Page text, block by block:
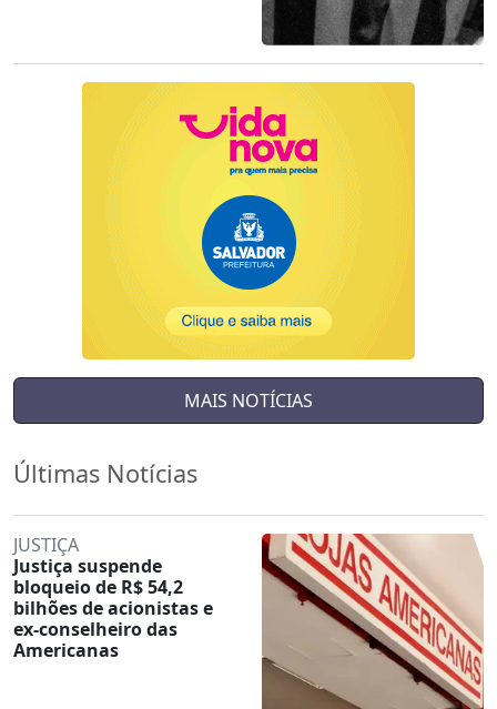
MAIS NOTÍCIAS
Últimas Notícias
JUSTIÇA
Justiça suspende
bloqueio de R$ 54,2
bilhões de acionistas e
ex-conselheiro das
Americanas